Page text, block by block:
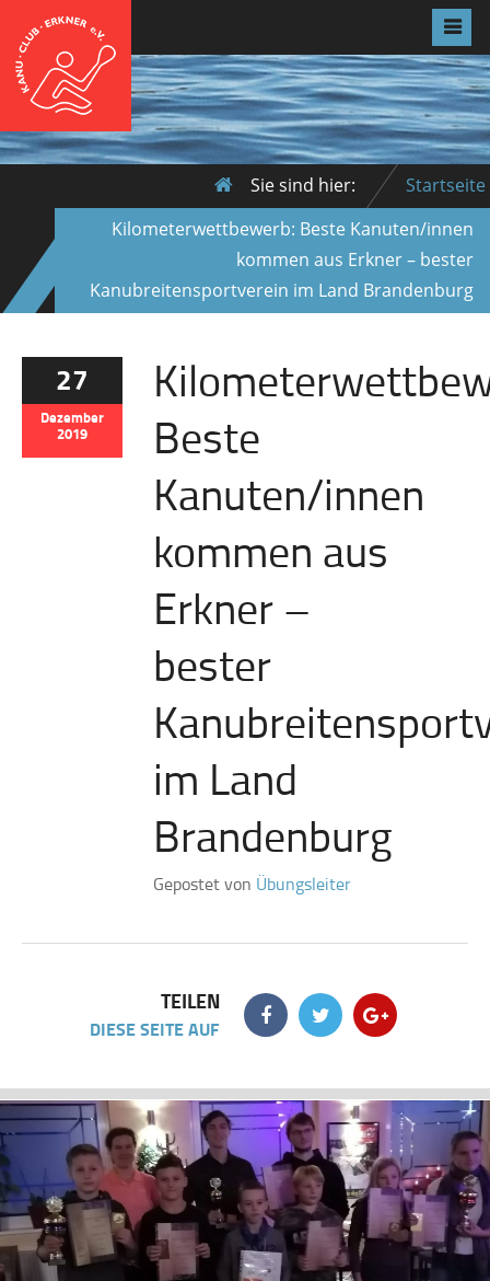
Sie sind hier:
Startseite
Kilometerwettbewerb: Beste Kanuten/innen
kommen aus Erkner – bester
Kanubreitensportverein im Land Brandenburg
27
Dezember
2019
Beste
Kanuten/innen
kommen aus
Erkner –
bester
im Land
Brandenburg
Gepostet von Übungsleiter
TEILEN
DIESE SEITE AUF